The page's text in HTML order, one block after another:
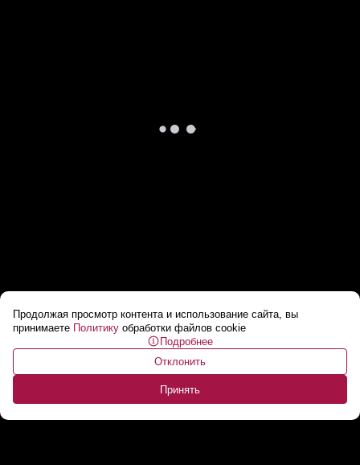
Продолжая просмотр контента и использование сайта, вы
принимаете Политику обработки файлов cookie
Подробнее
Отклонить
Принять
Саммит НАТО в Вашингтоне: украинский
конфликт и борьба с Россией – тема №1...